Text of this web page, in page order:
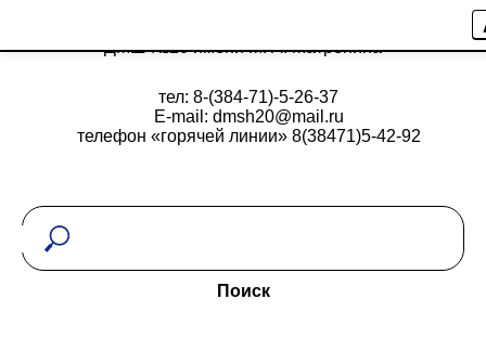
ДМШ №20 имени М. А. Матренина
тел: 8-(384-71)-5-26-37
E-mail: dmsh20@mail.ru
телефон «горячей линии» 8(38471)5-42-92
Поиск